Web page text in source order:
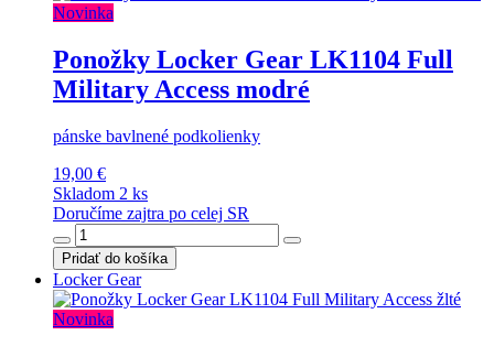
Novinka
Ponožky Locker Gear LK1104 Full
Military Access modré
pánske bavlnené podkolienky
19,00 €
Skladom 2 ks
Doručíme zajtra po celej SR
Pridať do košíka
Locker Gear
Novinka